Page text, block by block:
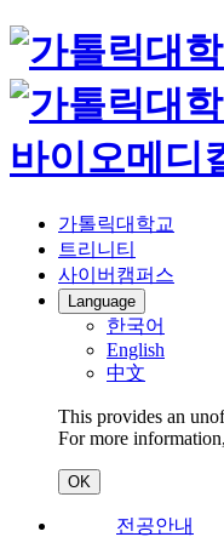
바이오메디
가톨릭대학교
트리니티
사이버캠퍼스
Language
한국어
English
中文
This provides an
For more
OK
전공안내